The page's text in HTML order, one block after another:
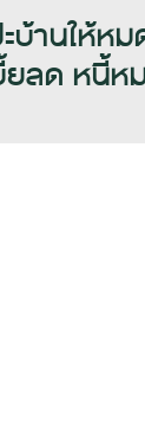
บ้านให้ห
ยลด หนี้ห